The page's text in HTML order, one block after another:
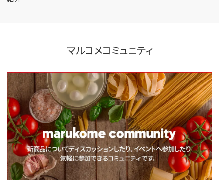
マルコメコミュニティ